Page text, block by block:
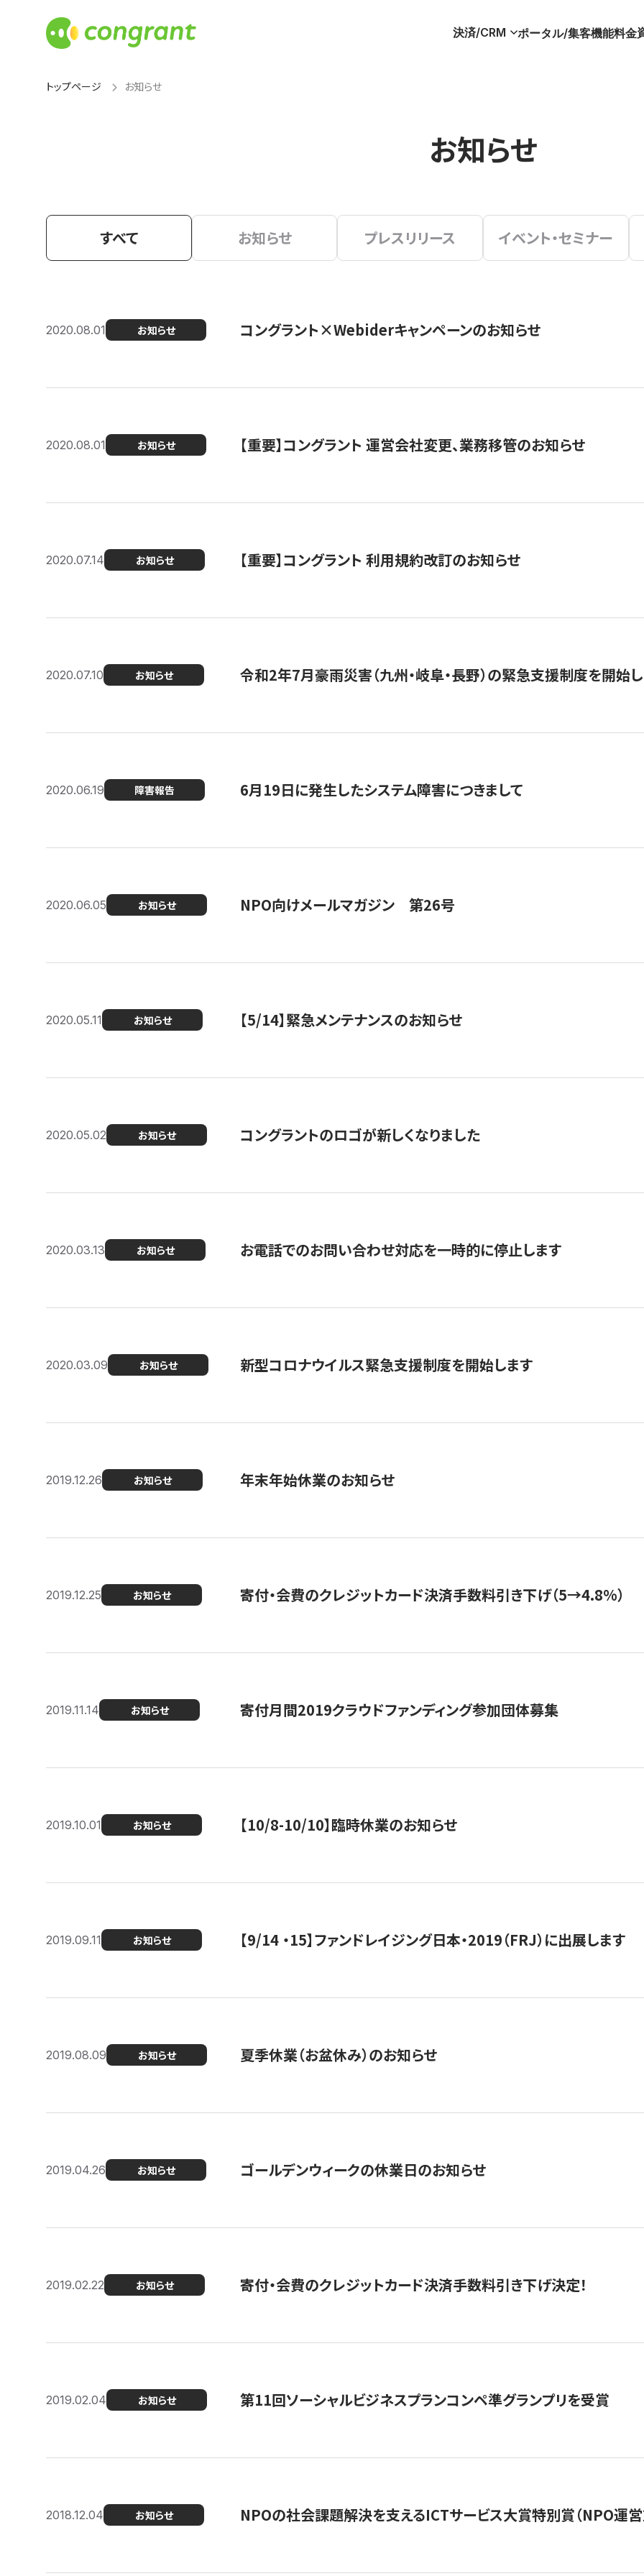
決済/CRM ポータル/集客機能料金
トップページ お知らせ
お知らせ
すべて お知らせ プレスリリース イベント・セミナー
2020.08.01 お知らせ コングラント×Webiderキャンペーンのお知らせ
2020.08.01 お知らせ 【重要】コングラント 運営会社変更、業務移管のお知らせ
2020.07.14 お知らせ 【重要】コングラント 利用規約改訂のお知らせ
2020.07.10 お知らせ 令和2年7月豪雨災害（九州・岐阜・長野）の緊急支援制度を開始
2020.06.19 障害報告 6月19日に発生したシステム障害につきまして
2020.06.05 お知らせ NPO向けメールマガジン 第26号
2020.05.11 お知らせ 【5/14】緊急メンテナンスのお知らせ
2020.05.02 お知らせ コングラントのロゴが新しくなりました
2020.03.13 お知らせ お電話でのお問い合わせ対応を一時的に停止します
2020.03.09 お知らせ 新型コロナウイルス緊急支援制度を開始します
2019.12.26 お知らせ 年末年始休業のお知らせ
2019.12.25 お知らせ 寄付・会費のクレジットカード決済手数料引き下げ（5→4.8%）
2019.11.14 お知らせ 寄付月間2019クラウドファンディング参加団体募集
2019.10.01 お知らせ 【10/8-10/10】臨時休業のお知らせ
2019.09.11 お知らせ 【9/14 ・15】ファンドレイジング日本・2019（FRJ）に出展します
2019.08.09 お知らせ 夏季休業（お盆休み）のお知らせ
2019.04.26 お知らせ ゴールデンウィークの休業日のお知らせ
2019.02.22 お知らせ 寄付・会費のクレジットカード決済手数料引き下げ決定！
2019.02.04 お知らせ 第11回ソーシャルビジネスプランコンペ準グランプリを受賞
2018.12.04 お知らせ NPOの社会課題解決を支えるICTサービス大賞特別賞（NPO運